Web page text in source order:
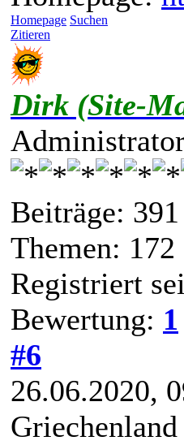
Homepage Suchen
Zitieren
Dirk (Site-
Beiträge: 391
Themen: 172
Registriert
Bewertung: 1
#6
26.06.2020,